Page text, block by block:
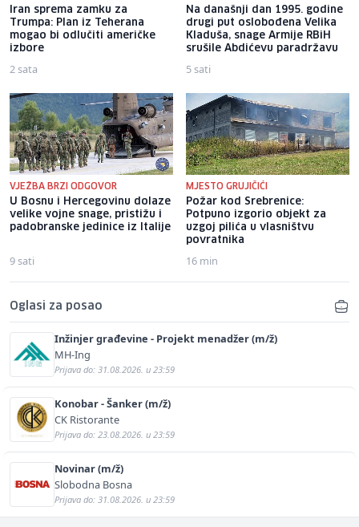
Iran sprema zamku za
Trumpa: Plan iz Teherana
mogao bi odlučiti američke
izbore
2 sata
Na današnji dan 1995. godine
drugi put oslobođena Velika
Kladuša, snage Armije RBiH
srušile Abdićevu paradržavu
5 sati
VJEŽBA BRZI ODGOVOR
U Bosnu i Hercegovinu dolaze
velike vojne snage, pristižu i
padobranske jedinice iz Italije
9 sati
MJESTO GRUJIČIĆI
Požar kod Srebrenice:
Potpuno izgorio objekt za
uzgoj pilića u vlasništvu
povratnika
16 min
Oglasi za posao
Inžinjer građevine - Projekt menadžer (m/ž)
MH-Ing
Prijava do: 31.08.2026. u 23:59
Konobar - Šanker (m/ž)
CK Ristorante
Prijava do: 23.08.2026. u 23:59
Novinar (m/ž)
Slobodna Bosna
Prijava do: 31.08.2026. u 23:59